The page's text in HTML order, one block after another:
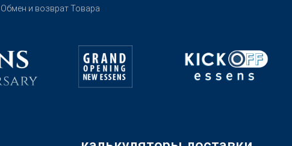
Обмен и возврат Товара